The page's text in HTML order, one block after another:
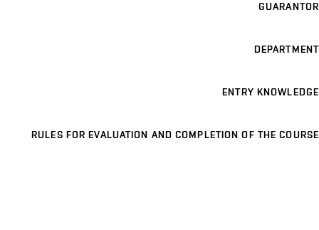
GUARANTOR
DEPARTMENT
ENTRY KNOWLEDGE
RULES FOR EVALUATION AND COMPLETION OF THE COURSE